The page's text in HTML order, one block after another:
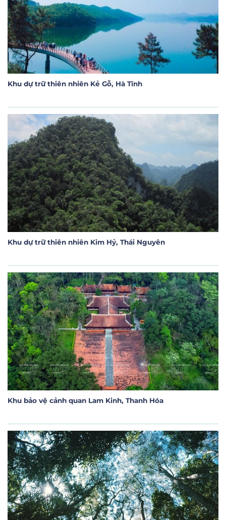
Khu dự trữ thiên nhiên Kẻ Gỗ, Hà Tĩnh
Khu dự trữ thiên nhiên Kim Hỷ, Thái Nguyên
Khu bảo vệ cảnh quan Lam Kinh, Thanh Hóa